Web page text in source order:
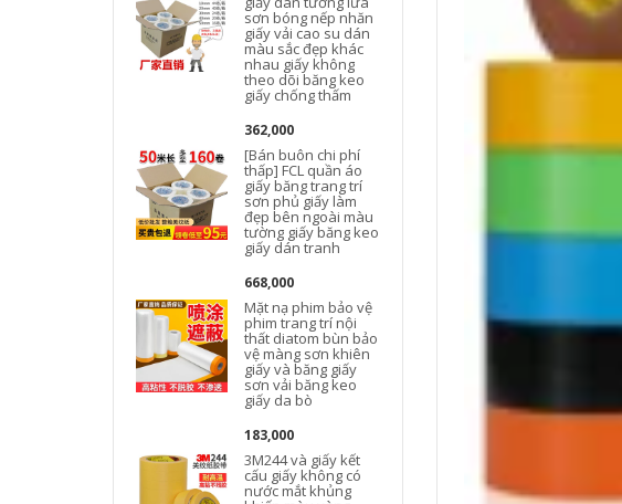
sơn bóng nếp nhăn
giấy vải cao su dán
màu sắc đẹp khác
nhau giấy không
theo dõi băng keo
giấy chống thấm
362,000
[Bán buôn chi phí
thấp] FCL quần áo
giấy băng trang trí
sơn phủ giấy làm
đẹp bên ngoài màu
tường giấy băng keo
giấy dán tranh
668,000
Mặt nạ phim bảo vệ
phim trang trí nội
thất diatom bùn bảo
vệ màng sơn khiên
giấy và băng giấy
sơn vải băng keo
giấy da bò
183,000
3M244 và giấy kết
cấu giấy không có
nước mắt khủng
215,000
Giấy dính kết cấu
yếu Giấy và Băng
Mask Low Valcoatin
Paper băng keo
Băng giấy màu đen
kết cấu Seam Vẻ
mét bang keo giay
nước Màu nước Bức
tranh nghệ thuật
đặc biệt Sinh viên
3 cuộn Gói giá cả